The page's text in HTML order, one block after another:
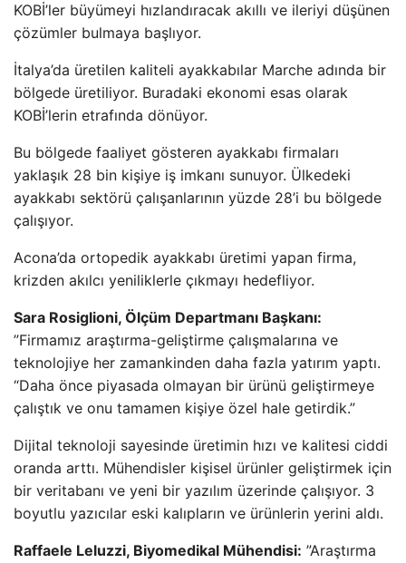
KOBİ’ler büyümeyi hızlandıracak akıllı ve ileriyi düşünen
çözümler bulmaya başlıyor.
İtalya’da üretilen kaliteli ayakkabılar Marche adında bir
bölgede üretiliyor. Buradaki ekonomi esas olarak
KOBİ’lerin etrafında dönüyor.
Bu bölgede faaliyet gösteren ayakkabı firmaları
yaklaşık 28 bin kişiye iş imkanı sunuyor. Ülkedeki
ayakkabı sektörü çalışanlarının yüzde 28’i bu bölgede
çalışıyor.
Acona’da ortopedik ayakkabı üretimi yapan firma,
krizden akılcı yeniliklerle çıkmayı hedefliyor.
Sara Rosiglioni, Ölçüm Departmanı Başkanı:
”Firmamız araştırma-geliştirme çalışmalarına ve
teknolojiye her zamankinden daha fazla yatırım yaptı.
“Daha önce piyasada olmayan bir ürünü geliştirmeye
çalıştık ve onu tamamen kişiye özel hale getirdik.”
Dijital teknoloji sayesinde üretimin hızı ve kalitesi ciddi
oranda arttı. Mühendisler kişisel ürünler geliştirmek için
bir veritabanı ve yeni bir yazılım üzerinde çalışıyor. 3
boyutlu yazıcılar eski kalıpların ve ürünlerin yerini aldı.
Raffaele Leluzzi, Biyomedikal Mühendisi: ”Araştırma